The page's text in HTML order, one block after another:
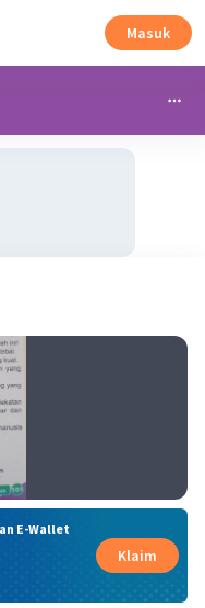
Masuk
E-Wallet
Klaim